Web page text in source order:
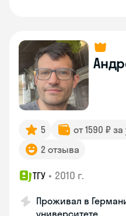
5 от 1590 ₽
2 отзыва
ТГУ • 2010 г.
Проживал в
университете